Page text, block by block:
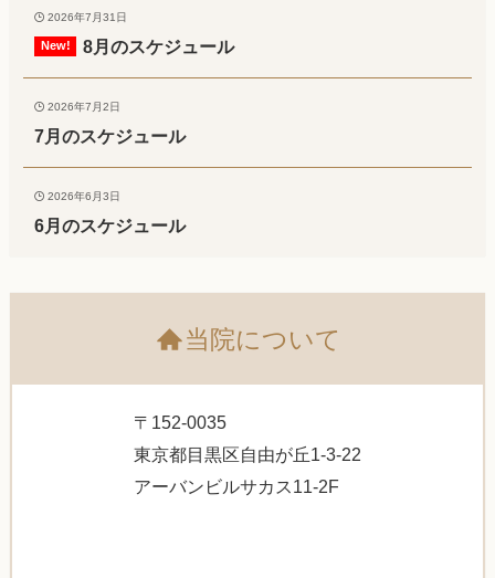
2026年7月31日
8月のスケジュール
2026年7月2日
7月のスケジュール
2026年6月3日
6月のスケジュール
当院について
〒152-0035
東京都目黒区自由が丘1-3-22
アーバンビルサカス11-2F